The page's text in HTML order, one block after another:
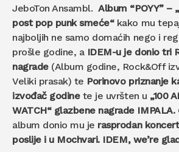
JeboTon Ansambl.Album “POYY” –
post pop punk smeće“ kako mu
najboljih ne samo domaćih nego i
prošle godine, a IDEM-u je donio tri
nagrade (Album godine, Rock&Off
Veliki prasak) te Porinovo priznanje
izvođač godinete je uvršten u „100
WATCH“ glazbene nagrade IMPALA.
album donio mu je rasprodan
poslije i u Mochvari. IDEM, we’re